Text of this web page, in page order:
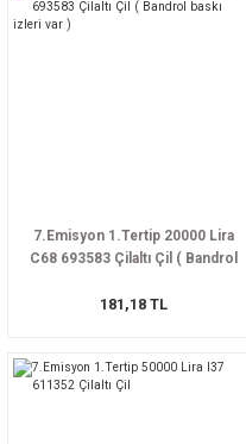
7.Emisyon 1.Tertip 20000 Lira
C68 693583 Çilaltı Çil ( Bandrol
181,18 TL